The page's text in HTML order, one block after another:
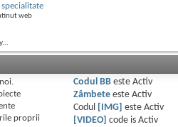
web
proprii
Codul BBeste Activ
Zâmbeteeste Activ
Codul
[IMG] este Activ
[VIDEO] code is Activ